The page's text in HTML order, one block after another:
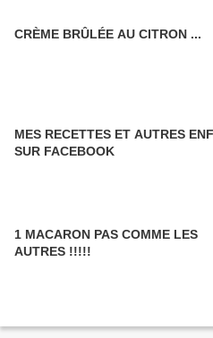
CRÈME BRÛLÉE AU CITRON ...
MES RECETTES ET AUTRES
SUR FACEBOOK
1 MACARON PAS COMME LES
AUTRES !!!!!